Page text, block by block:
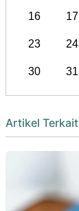
16 17
23 24
30 31
Artikel Terkait